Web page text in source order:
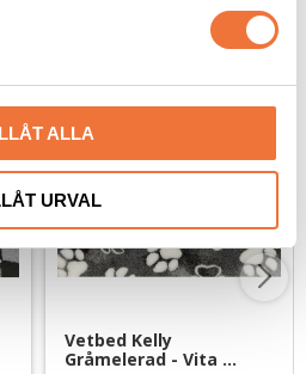
ALLA
URVAL
produkter
Vetbed Kelly
Gråmelerad - Vita